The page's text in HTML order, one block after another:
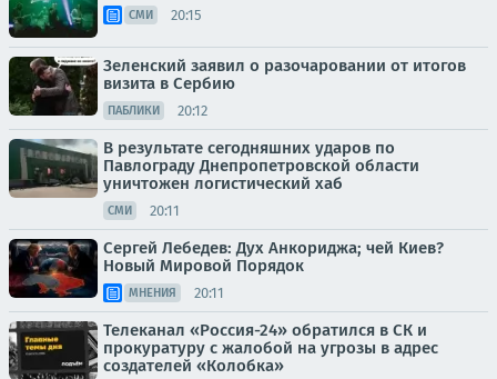
СМИ 20:15
Зеленский заявил о разочаровании от итогов
визита в Сербию
ПАБЛИКИ 20:12
В результате сегодняшних ударов по
Павлограду Днепропетровской области
уничтожен логистический хаб
СМИ 20:11
Сергей Лебедев: Дух Анкориджа; чей Киев?
Новый Мировой Порядок
МНЕНИЯ 20:11
Телеканал «Россия-24» обратился в СК и
прокуратуру с жалобой на угрозы в адрес
создателей «Колобка»